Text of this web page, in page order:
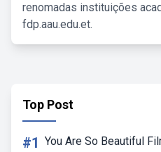
renomadas instituições
fdp.aau.edu.et.
Top Post
#1 You Are So Beautiful